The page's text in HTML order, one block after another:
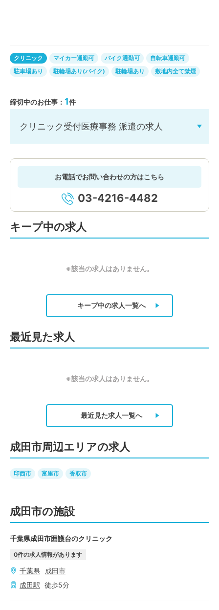
クリニック マイカー通勤可 バイク通勤可
自転車通勤可
駐車場あり
駐輪場あり(バイク) 駐輪場あり 敷地内全て禁煙
締切中のお仕事： 1件
クリニック受付医療事務 派遣の求人
お電話でお問い合わせの方はこちら
03-4216-4482
キープ中の求人
※該当の求人はありません。
キープ中の求人一覧へ
最近見た求人
※該当の求人はありません。
最近見た求人一覧へ
成田市周辺エリアの求人
印西市 富里市 香取市
成田市の施設
千葉県成田市囲護台のクリニック
0件の求人情報があります
千葉県
成田市
成田駅 徒歩5分